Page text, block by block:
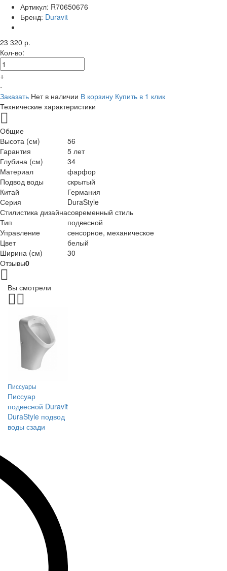
Артикул: R70650676
Бренд: Duravit
23 320 р.
Кол-во:
+
-
Заказать Нет в наличии В корзину Купить в 1 клик
Технические характеристики
Общие
Высота (см)
56
Гарантия
5 лет
Глубина (см)
34
Материал
фарфор
Подвод воды
скрытый
Китай
Германия
Серия
DuraStyle
Стилистика дизайнасовременный стиль
Тип
подвесной
Управление
сенсорное, механическое
Цвет
белый
Ширина (см)
30
Отзывы0
Вы смотрели
Писсуары
Писсуар
подвесной Duravit
DuraStyle подвод
воды сзади